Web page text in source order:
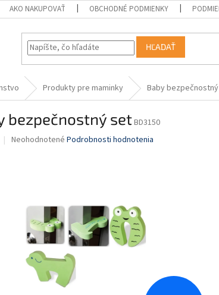
AKO NAKUPOVAŤ OBCHODNÉ PODMIENKY
HĽADAŤ
Produkty pre maminky Baby
bezpečnostný setBD3150
Priemerné
hviezdičiek.
Neohodnotené Podrobnosti hodnotenia